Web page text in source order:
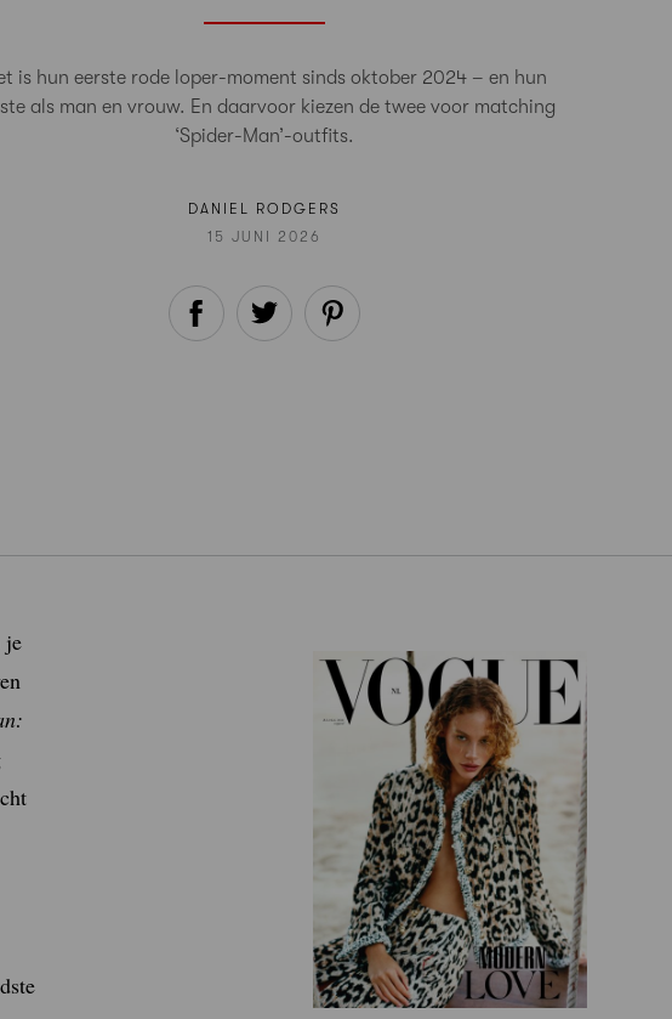
is hun eerste rode loper-moment sinds oktober 2024 – en hun
als man en vrouw. En daarvoor kiezen de twee voor matching
‘Spider-Man’-outfits.
DANIEL RODGERS
15 JUNI 2026
je